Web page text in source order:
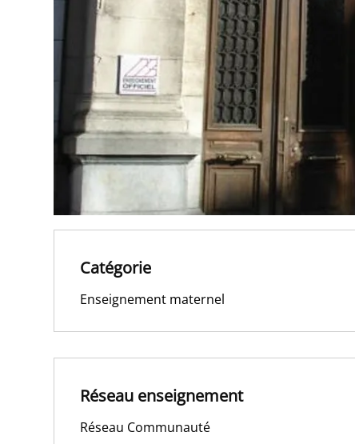
Catégorie
Enseignement maternel
Réseau enseignement
Réseau Communauté